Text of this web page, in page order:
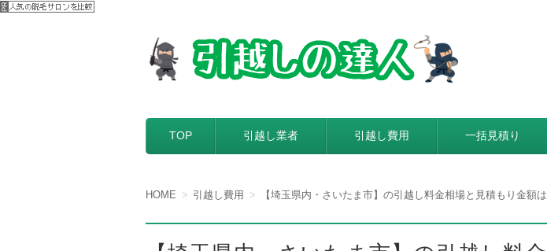
コンテンツへ移動
TOP 引越し業者 引越し費用 一括見積り
HOME 引越し費用 【埼玉県内・さいたま市】の引越し料金相場と見積もり金額